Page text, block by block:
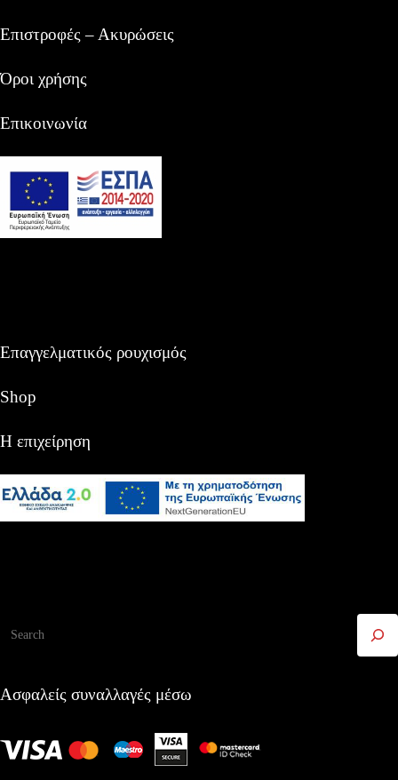
Επιστροφές – Ακυρώσεις
Όροι χρήσης
Επικοινωνία
Επαγγελματικός ρουχισμός
Shop
Η επιχείρηση
Ασφαλείς συναλλαγές μέσω